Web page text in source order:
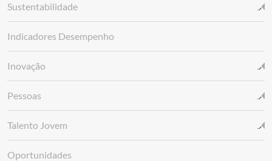
Sustentabilidade
Indicadores Desempenho
Inovação
Pessoas
Talento Jovem
Oportunidades